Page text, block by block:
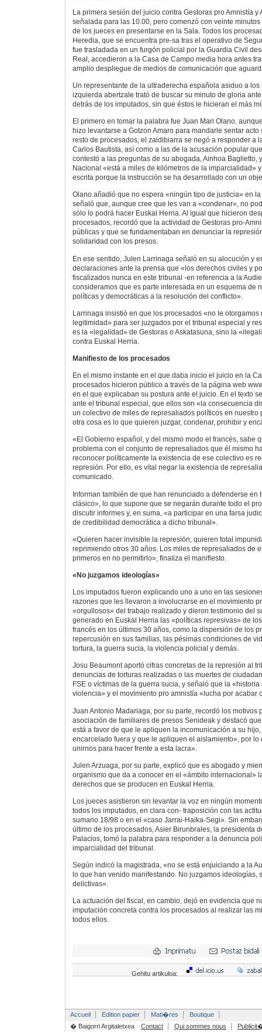
La primera sesión del juicio contra Gestoras pro Amnistía y
señalada para las 10.00, pero comenzó con veinte
de los jueces en presentarse en la Sala. Todos los
Heredia, que se encuentra pre-sa tras el operativo de
fue trasladada en un furgón policial por la Guardia Civil
Real, accedieron a la Casa de Campo media hora antes
amplio despliegue de medios de comunicación que
Un representante de la ultraderecha española asiduo a
izquierda abertzale trató de buscar su minuto de gloria
detrás de los imputados, sin que éstos le hicieran el más
El primero en tomar la palabra fue Juan Mari Olano,
hizo levantarse a Gotzon Amaro para mandarle sentar
resto de procesados, el zaldibiarra se negó a responder a
Carlos Bautista, así como a las de la acusación popular
contestó a las preguntas de su abogada, Ainhoa Baglietto,
Nacional «está a miles de kilómetros de la imparcialidad»
escrita porque la instrucción se ha desarrollado con un
Olano añadió que no espera «ningún tipo de justicia» en
señaló que, aunque cree que les van a «condenar», no
sólo lo podrá hacer Euskal Herria. Al igual que hicieron
procesados, recordó que la actividad de Gestoras pro-
públicas y que se fundamentaban en denunciar la
solidaridad con los presos.
En ese sentido, Julen Larrinaga señaló en su alocución y
declaraciones ante la prensa que «los derechos civiles y
fiscalizados nunca en este tribunal -en referencia a la
consideramos que es parte interesada en un esquema de
políticas y democráticas a la resolución del conflicto».
Larrinaga insistió en que los procesados «no le otorgamos
legitimidad» para ser juzgados por el tribunal especial y
es la «legalidad» de Gestoras o Askatasuna, sino la
contra Euskal Herria.
Manifiesto de los procesados
En el mismo instante en el que daba inicio el juicio en la
procesados hicieron público a través de la página web
en el que explicaban su postura ante el juicio. En el texto
ante el tribunal especial, que ellos son «la consecuencia
un colectivo de miles de represaliados políticos en nuestro
otra cosa es lo que quieren juzgar, condenar, prohibir y
«El Gobierno español, y del mismo modo el francés, sabe
problema con el conjunto de represaliados que él mismo
reconocer políticamente la existencia de ese colectivo es
represión. Por ello, es vital negar la existencia de
comunicado.
Informan también de que han renunciado a defenderse en
clásico», lo que supone que se negarán durante todo el
discutir informes y, en suma, «a participar en una farsa
de credibilidad democrática a dicho tribunal».
«Quieren hacer invisible la represión, quieren total
reprimiendo otros 30 años. Los miles de represaliados de
primeros en no permitirlo», finaliza el manifiesto.
«No juzgamos ideologías»
Los imputados fueron explicando uno a uno en las
razones que les llevaron a involucrarse en el movimiento
«orgullosos» del trabajo realizado y dieron testimonio del
generado en Euskal Herria las «políticas represivas» de
francés en los últimos 30 años, como la dispersión de los
repercusión en sus familias, las pésimas condiciones de
tortura, la guerra sucia, la violencia policial y demás.
Josu Beaumont aportó cifras concretas de la represión al
denuncias de torturas realizadas o las muertes de
FSE o víctimas de la guerra sucia, y señaló que la
violencia» y el movimiento pro amnistía «lucha por acabar
Juan Antonio Madariaga, por su parte, recordó los motivos
asociación de familiares de presos Senideak y destacó
está a favor de que le apliquen la incomunicación a su
encarcelado fuera y que le apliquen el aislamiento», por lo
unirnos para hacer frente a esta lacra».
Julen Arzuaga, por su parte, explicó que es abogado y
organismo que da a conocer en el «ámbito internacional»
derechos que se producen en Euskal Herria.
Los jueces asistieron sin levantar la voz en ningún
todos los imputados, en clara con- traposición con las
sumario 18/98 o en el «caso Jarrai-Haika-Segi». Sin
último de los procesados, Asier Birunbrales, la presidenta
Palacios, tomó la palabra para responder a la denuncia
imparcialidad del tribunal.
Según indicó la magistrada, «no se está enjuiciando a la
lo que han venido manifestando. No juzgamos ideologías,
delictivas».
La actuación del fiscal, en cambio, dejó en evidencia que
imputación concreta contra los procesados al realizar las
todos ellos.
Gehitu artikuloa:
Accueil Edition papier Mati�res
Boutique
� Baigorri Argitaletxea
Contact Qui sommes nous